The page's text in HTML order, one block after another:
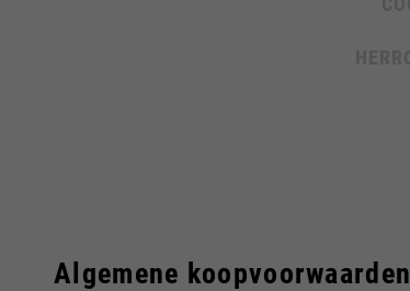
Algemene koopvoorwaarden